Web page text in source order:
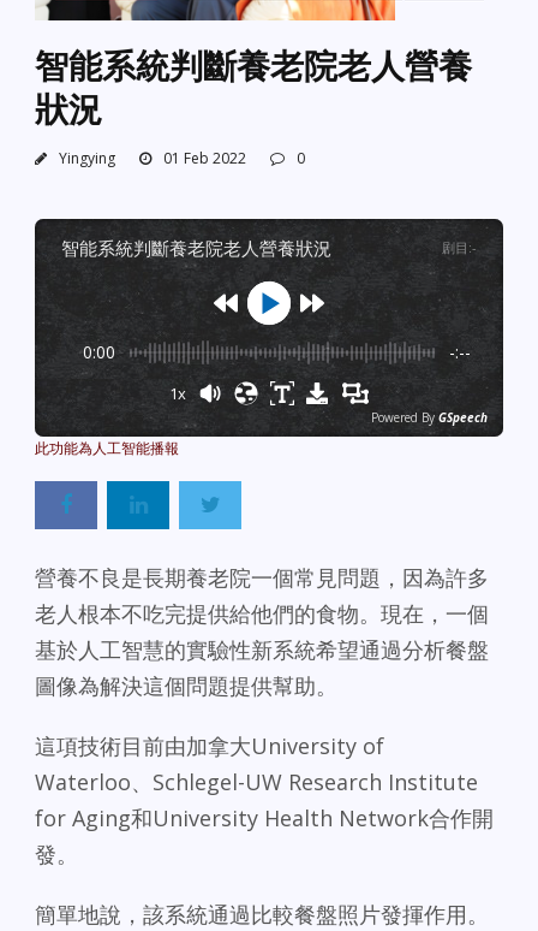
智能系統判斷養老院老人營養
狀況
Yingying 01 Feb 2022 0
智能系統判斷養老院老人營養狀況 剧目 :-
0:00 -:--
1x
Powered By GSpeech
營養不良是長期養老院一個常見問題，因為許多
老人根本不吃完提供給他們的食物。現在，一個
基於人工智慧的實驗性新系統希望通過分析餐盤
圖像為解決這個問題提供幫助。
這項技術目前由加拿大University of
Waterloo、Schlegel-UW Research Institute
for Aging和University Health Network合作開
發。
簡單地說，該系統通過比較餐盤照片發揮作用。